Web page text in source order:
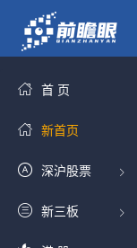
首 页
新首页
深沪股票
新三板